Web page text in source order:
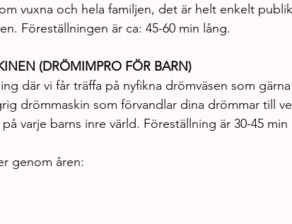
vuxna och hela familjen, det är helt enkelt
Föreställningen är ca: 45-60 min lång.
(DRÖMIMPRO FÖR BARN)
där vi får träffa på nyfikna drömväsen som
drömmaskin som förvandlar dina drömmar till
varje barns inre värld. Föreställning är 30-45 min
genom åren: